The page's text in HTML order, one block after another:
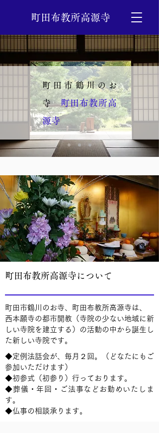
町田布教所高源寺
町田市鶴川のお
寺
町田布教所高
源寺
​町田布教所高源寺について
町田市鶴川のお寺、町田布教所高源寺は、
西本願寺の都市開教（寺院の少ない地域に新
しい寺院を建立する）の活動の中から誕生し
た新しい寺院です。
◆定例法話会が、毎月２回。（どなたにもご
参加いただけます）
◆初参式（初参り）行っております。
◆葬儀・年回・ご法事などお勤めいたしま
す。
◆仏事の相談承ります。